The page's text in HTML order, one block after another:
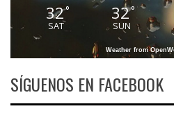
32°
SAT
32°
SUN
Weather from
SÍGUENOS EN FACEBOOK